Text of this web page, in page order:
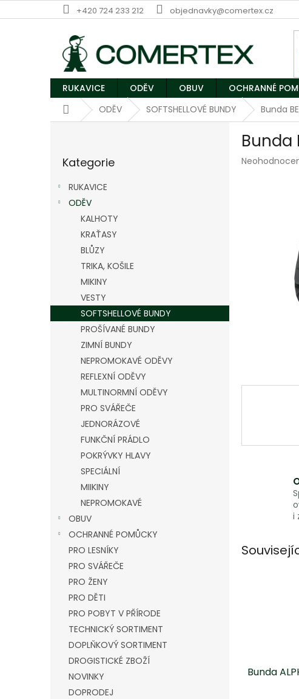
na
+420 724 233 212 objednavky@comertex.cz
RUKAVICE ODĚV OBUV OCHRANNÉ
DomůODĚV SOFTSHELLOVÉ BUNDY Bunda
l
kategorie
Kategorie
RUKAVICE
ODĚV
KALHOTY
KRAŤASY
BLŮZY
TRIKA, KOŠILE
MIKINY
VESTY
SOFTSHELLOVÉ BUNDY
PROŠÍVANÉ BUNDY
ZIMNÍ BUNDY
NEPROMOKAVÉ ODĚVY
REFLEXNÍ ODĚVY
MULTINORMNÍ ODĚVY
PRO SVÁŘEČE
JEDNORÁZOVÉ
FUNKČNÍ PRÁDLO
POKRÝVKY HLAVY
SPECIÁLNÍ
MIIKINY
NEPROMOKAVÉ
OBUV
OCHRANNÉ POMŮCKY
PRO LESNÍKY
PRO SVÁŘEČE
PRO ŽENY
PRO DĚTI
PRO POBYT V PŘÍRODE
TECHNICKÝ SORTIMENT
DOPLŇKOVÝ SORTIMENT
DROGISTICKÉ ZBOŽÍ
NOVINKY
DOPRODEJ
Bunda
Průměrné
i
Bunda